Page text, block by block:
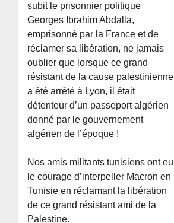
subit le prisonnier politique
Georges Ibrahim Abdalla,
emprisonné par la France et de
réclamer sa libération, ne jamais
oublier que lorsque ce grand
résistant de la cause palestinienne
a été arrêté à Lyon, il était
détenteur d’un passeport algérien
donné par le gouvernement
algérien de l’époque !
Nos amis militants tunisiens ont eu
le courage d’interpeller Macron en
Tunisie en réclamant la libération
de ce grand résistant ami de la
Palestine.